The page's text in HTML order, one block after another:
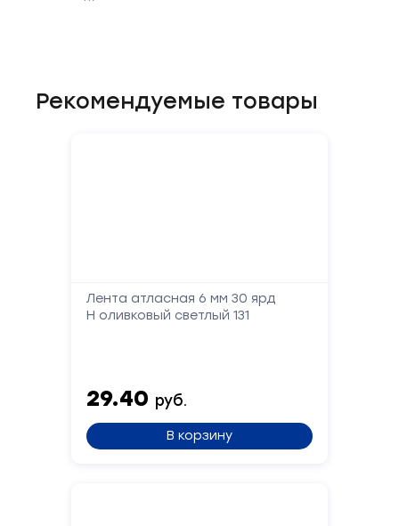
Рекомендуемые товары
Лента атласная 6 мм 30 ярд
Н оливковый светлый 131
29.40 руб.
В корзину
форму,
и